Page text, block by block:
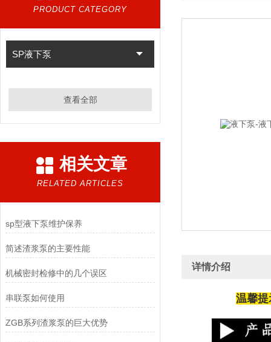
PRODUCT CATEGORY
SP液下泵
查看全部
相关文章
RELATED ARTICLES
sp型液下泵维护保养
简述渣浆泵的主要性能
机械密封检修中的几个误区
串联泵如何使用
ZGB系列渣浆泵的巨大优势
详情介绍
温馨